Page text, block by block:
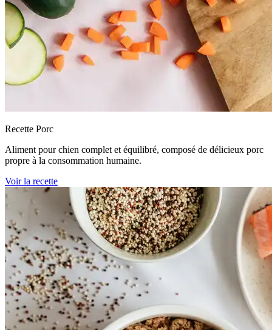
Recette Porc
Aliment pour chien complet et équilibré, composé de délicieux porc
propre à la consommation humaine.
Voir la recette